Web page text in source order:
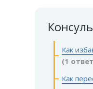
Как
(1
Как